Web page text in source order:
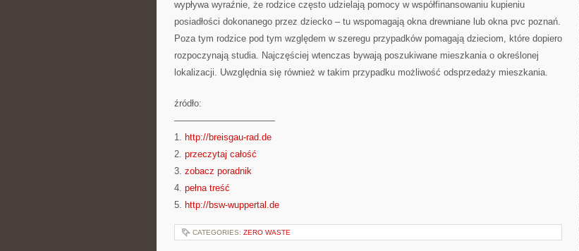
wypływa wyraźnie, że rodzice często udzielają pomocy w współfinansowaniu kupieniu
posiadłości dokonanego przez dziecko – tu wspomagają okna drewniane lub okna pvc poznań.
Poza tym rodzice pod tym względem w szeregu przypadków pomagają dzieciom, które dopiero
rozpoczynają studia. Najczęściej wtenczas bywają poszukiwane mieszkania o określonej
lokalizacji. Uwzględnia się również w takim przypadku możliwość odsprzedaży mieszkania.
źródło:
———————————
1. http://breisgau-rad.de
2. przeczytaj całość
3. zobacz poradnik
4. pełna treść
5. http://bsw-wuppertal.de
CATEGORIES: ZERO WASTE